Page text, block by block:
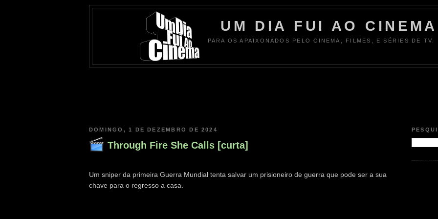
UM DIA FUI AO CINEMA
PARA OS APAIXONADOS PELO CINEMA, FILMES, E SÉRIES DE TV.
DOMINGO, 1 DE DEZEMBRO DE 2024
Through Fire She Calls [curta]
Um sniper da primeira Guerra Mundial tenta salvar um prisioneiro de guerra que pode ser a sua
chave para o regresso a casa.